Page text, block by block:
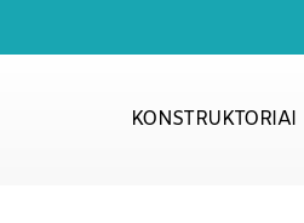
KONSTRUKTORIAI